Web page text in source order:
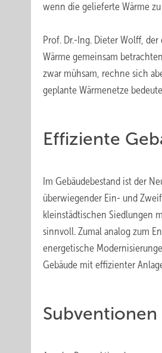
wenn die gelieferte Wärme
Prof. Dr.-Ing. Dieter Wolff,
Wärme gemeinsam
zwar mühsam, rechne sich
geplante Wärmenetze
Effiziente
Im Gebäudebestand ist der
überwiegender Ein- und
kleinstädtischen Siedlungen
sinnvoll. Zumal analog zum
energetische
Gebäude mit effizienter